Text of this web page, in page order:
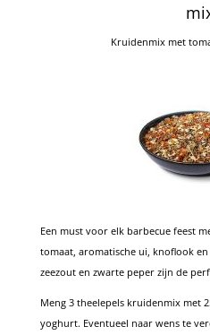
Kruidenmix met
Een must voor elk barbecue feest
tomaat, aromatische ui, knoflook
zeezout en zwarte peper zijn de
Meng 3 theelepels kruidenmix met
yoghurt. Eventueel naar wens te